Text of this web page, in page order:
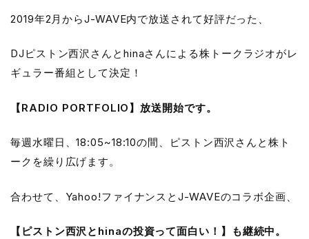
2019年2月からJ-WAVE内で放送されて好評だった、
DJピストン西沢さんとhinaさんによる株トークラジオがレ
ギュラー番組として決定！
【RADIO PORTFOLIO】放送開始です。
毎週水曜日、18:05~18:10の間、ピストン西沢さんと株ト
ークを繰り広げます。
合わせて、Yahoo!ファイナンスとJ-WAVEのコラボ企画、
【ピストン西沢とhinaの投資って面白い！】も継続中。